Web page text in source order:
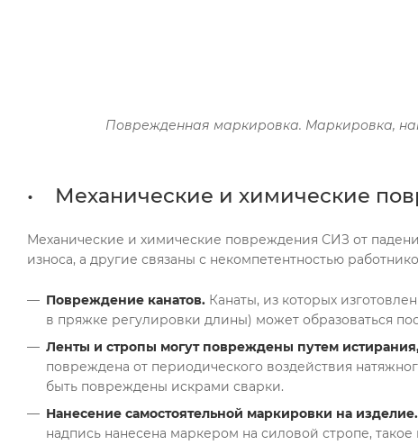
Поврежденная маркировка. Маркировка,
• Механические и химические
Механические и химические повреждения СИЗ от
износа, а другие связаны с некомпетентностью
Повреждение канатов. Канаты, из которых
в пряжке регулировки длины) может образоваться
Ленты и стропы могут повреждены путем
повреждена от периодического воздействия
быть повреждены искрами сварки.
Нанесение самостоятельной маркировки на изделие.
надпись нанесена маркером на силовой стропе,